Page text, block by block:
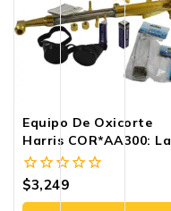
Equipo De Oxicorte
Harris COR*AA300: La
Herramienta Que
Garantiza Un Corte
Preciso Y De Calidad
0
fuera
$3,249